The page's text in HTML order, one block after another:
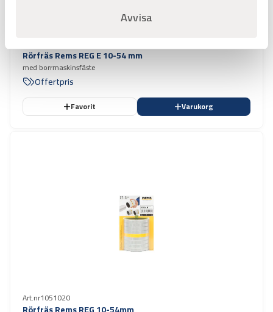
Avvisa
Rörfräs Rems REG E 10-54 mm
med borrmaskinsfäste
Offertpris
Favorit Varukorg
Art.nr1051020